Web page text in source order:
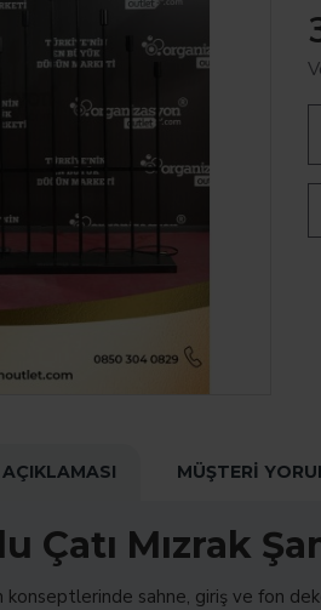
MÜŞTERI
Çatı Mızrak
sahne, giriş ve fon